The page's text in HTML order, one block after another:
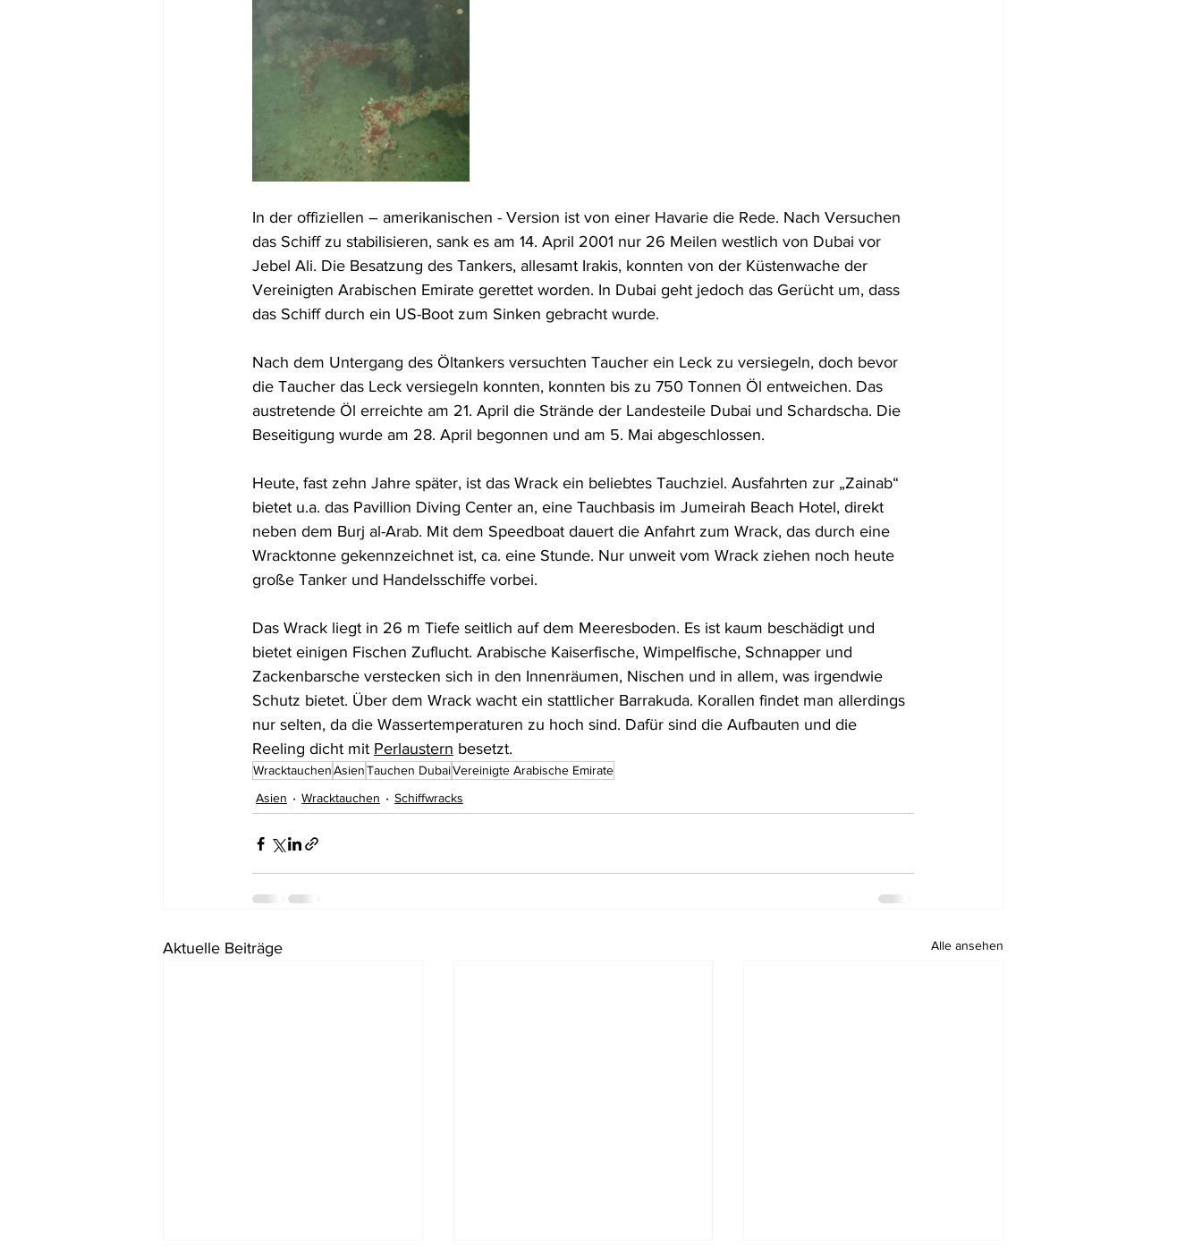
In der offiziellen – amerikanischen - Version ist von einer Havarie die Rede. Nach Versuchen
das Schiff zu stabilisieren, sank es am 14. April 2001 nur 26 Meilen westlich von Dubai vor
Jebel Ali. Die Besatzung des Tankers, allesamt Irakis, konnten von der Küstenwache der
Vereinigten Arabischen Emirate gerettet worden. In Dubai geht jedoch das Gerücht um, dass
das Schiff durch ein US-Boot zum Sinken gebracht wurde.
Nach dem Untergang des Öltankers versuchten Taucher ein Leck zu versiegeln, doch bevor
die Taucher das Leck versiegeln konnten, konnten bis zu 750 Tonnen Öl entweichen. Das
austretende Öl erreichte am 21. April die Strände der Landesteile Dubai und Schardscha. Die
Beseitigung wurde am 28. April begonnen und am 5. Mai abgeschlossen.
Heute, fast zehn Jahre später, ist das Wrack ein beliebtes Tauchziel. Ausfahrten zur „Zainab“
bietet u.a. das Pavillion Diving Center an, eine Tauchbasis im Jumeirah Beach Hotel, direkt
neben dem Burj al-Arab. Mit dem Speedboat dauert die Anfahrt zum Wrack, das durch eine
Wracktonne gekennzeichnet ist, ca. eine Stunde. Nur unweit vom Wrack ziehen noch heute
große Tanker und Handelsschiffe vorbei.
Das Wrack liegt in 26 m Tiefe seitlich auf dem Meeresboden. Es ist kaum beschädigt und
bietet einigen Fischen Zuflucht. Arabische Kaiserfische, Wimpelfische, Schnapper und
Zackenbarsche verstecken sich in den Innenräumen, Nischen und in allem, was irgendwie
Schutz bietet. Über dem Wrack wacht ein stattlicher Barrakuda. Korallen findet man allerdings
nur selten, da die Wassertemperaturen zu hoch sind. Dafür sind die Aufbauten und die
Reeling dicht mit Perlaustern besetzt.
WracktauchenAsienTauchen DubaiVereinigte Arabische Emirate
Asien
Wracktauchen Schiffwracks
Aktuelle Beiträge Alle ansehen